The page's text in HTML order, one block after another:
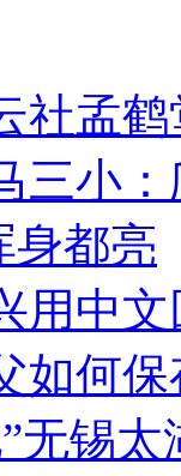
社孟
三小
身都亮
用中
如何
无锡